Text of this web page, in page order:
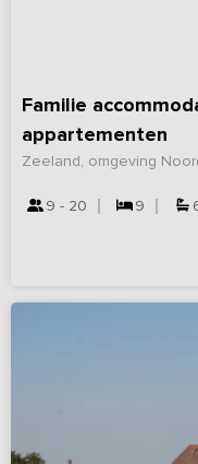
Familie
appartementen
Zeeland, omgeving
9 - 20 9